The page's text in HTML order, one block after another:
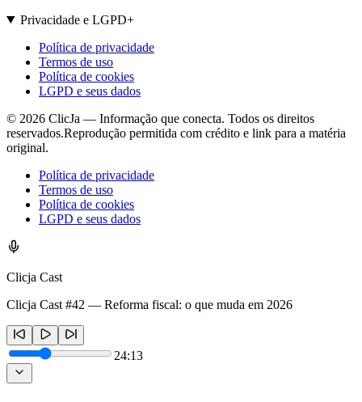
Privacidade e LGPD+
Política de privacidade
Termos de uso
Política de cookies
LGPD e seus dados
© 2026 ClicJa — Informação que conecta. Todos os direitos
reservados.Reprodução permitida com crédito e link para a matéria
original.
Política de privacidade
Termos de uso
Política de cookies
LGPD e seus dados
Clicja Cast
Clicja Cast #42 — Reforma fiscal: o que muda em 2026
24:13